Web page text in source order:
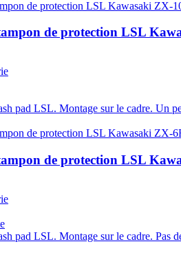
de protection LSL
pad LSL. Montage sur le cadre. Un
de protection LSL
pad LSL. Montage sur le cadre. Pas